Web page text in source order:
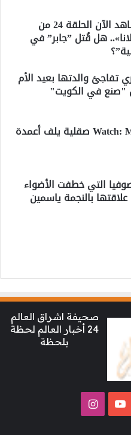
بالتفاصيل: شاهد الآن الحلقة 24 من
هل قُتل ”جابر” في
تفاجئ والدتها بعيد الأم
"صنع في الكويت"
Watch: Mount etna in صقلية يلف أعمدة
التي خطفت الأضواء
وما علاقتها بالنجمة ياسمين
صحيفة اشراق العالم
24 أخبار العالم لحظة
بلحظة
‫YouTubeانستقرام